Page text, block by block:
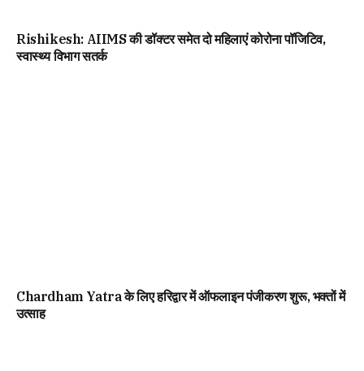
Rishikesh: AIIMS की डॉक्टर समेत दो महिलाएं कोरोना पॉजिटिव,
स्वास्थ्य विभाग सतर्क
Chardham Yatra के लिए हरिद्वार में ऑफलाइन पंजीकरण शुरू, भक्तों में
उत्साह